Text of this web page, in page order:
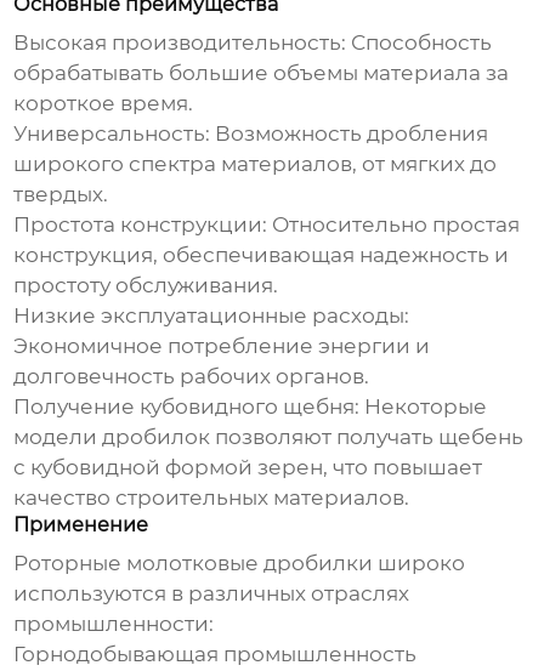
Высокая производительность: Способность
обрабатывать большие объемы материала за
короткое время.
Универсальность: Возможность дробления
широкого спектра материалов, от мягких до
твердых.
Простота конструкции: Относительно простая
конструкция, обеспечивающая надежность и
простоту обслуживания.
Низкие эксплуатационные расходы:
Экономичное потребление энергии и
долговечность рабочих органов.
Получение кубовидного щебня: Некоторые
модели дробилок позволяют получать щебень
с кубовидной формой зерен, что повышает
качество строительных материалов.
Применение
Роторные молотковые дробилки широко
используются в различных отраслях
промышленности:
Горнодобывающая промышленность